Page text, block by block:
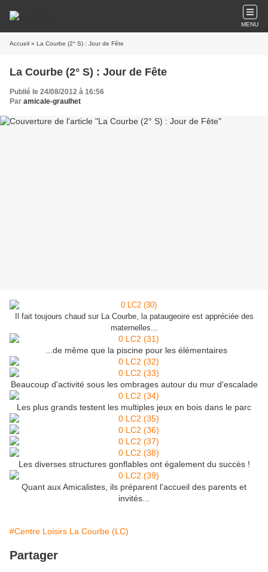
MENU
Accueil » La Courbe (2° S) : Jour de Fête
La Courbe (2° S) : Jour de Fête
Publié le 24/08/2012 à 16:56
Par amicale-graulhet
Il fait toujours chaud sur La Courbe, la pataugeoire est appréciée des
maternelles...
...de même que la piscine pour les élémentaires
Beaucoup d'activité sous les ombrages autour du mur d'escalade
Les plus grands testent les multiples jeux en bois dans le parc
Les diverses structures gonflables ont également du succès !
Quant aux Amicalistes, ils préparent l'accueil des parents et
invités...
#Centre Loisirs La Courbe (LC)
Partager